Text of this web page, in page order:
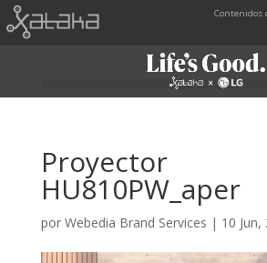
Contenidos
Proyector
HU810PW_aper
por Webedia Brand Services | 10 Jun,